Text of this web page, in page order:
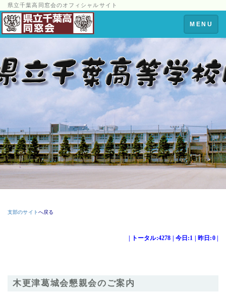
県立千葉高同窓会のオフィシャルサイト
Toggle
navigation
MENU
支部のサイトへ戻る
| トータル:4278 | 今日:1 | 昨日:0 |
木更津葛城会懇親会のご案内